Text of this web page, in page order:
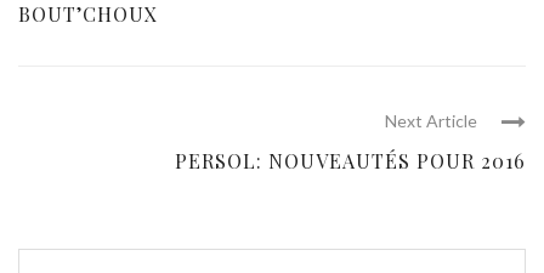
BOUT’CHOUX
Next Article
PERSOL: NOUVEAUTÉS POUR 2016